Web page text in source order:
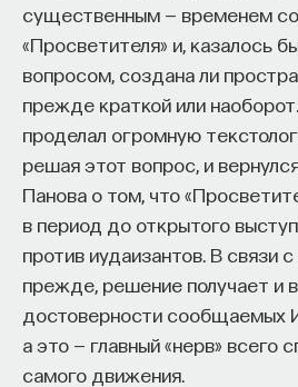
существенным — временем
«Просветителя» и, казалось
вопросом, создана ли
прежде краткой или
проделал огромную
решая этот вопрос, и
Панова о том, что
в период до открытого
против иудаизантов. В связи
прежде, решение получает и
достоверности сообщаемых
а это — главный «нерв» всего
самого движения.